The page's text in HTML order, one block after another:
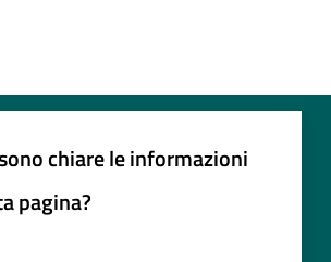
chiare le informazioni
pagina?